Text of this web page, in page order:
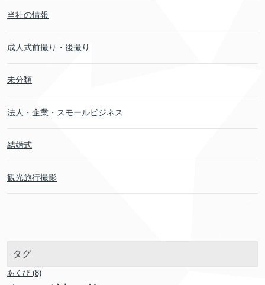
当社の情報
成人式前撮り・後撮り
未分類
法人・企業・スモールビジネス
結婚式
観光旅行撮影
タグ
あくび (8)